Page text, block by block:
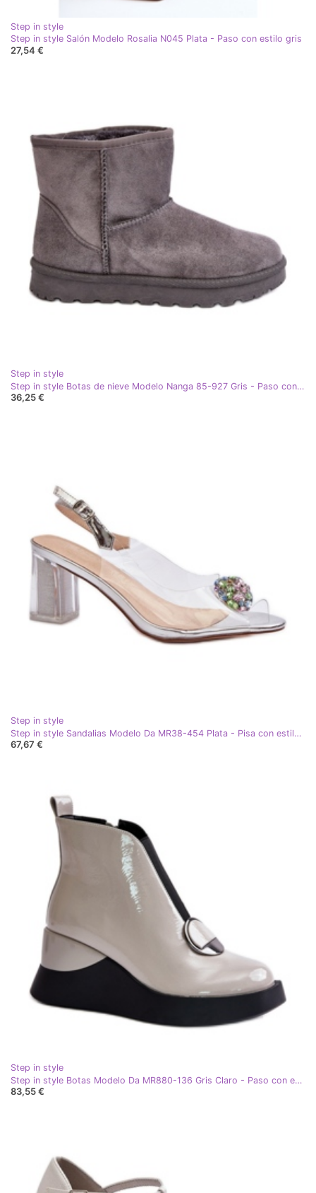
Step in style
Step in style Salón Modelo Rosalia N045 Plata - Paso con estilo gris
27,54 €
Step in style
Step in style Botas de nieve Modelo Nanga 85-927 Gris - Paso con estilo
36,25 €
Step in style
Step in style Sandalias Modelo Da MR38-454 Plata - Pisa con estilo gris
67,67 €
Step in style
Step in style Botas Modelo Da MR880-136 Gris Claro - Paso con estilo
83,55 €